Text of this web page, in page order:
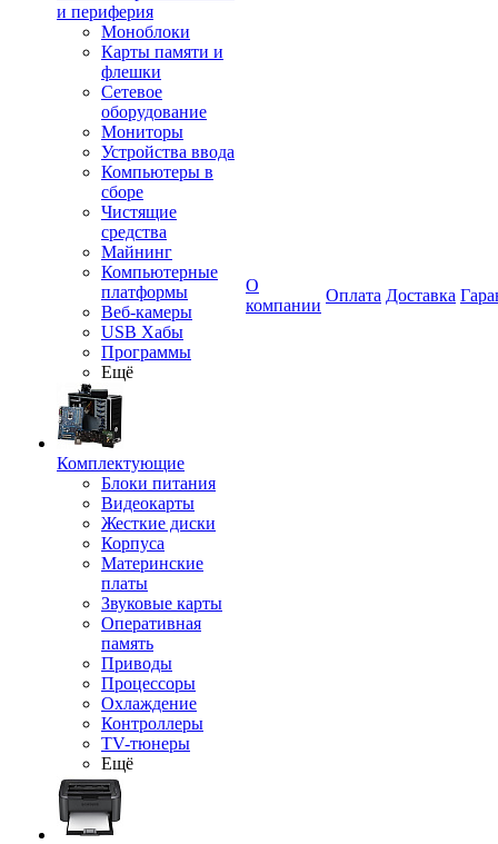
и периферия
Моноблоки
Карты памяти и
флешки
Сетевое
оборудование
Мониторы
Устройства ввода
Компьютеры в
сборе
Чистящие
средства
Майнинг
Компьютерные
платформы
Веб-камеры
USB Хабы
Программы
Ещё
Комплектующие
Блоки питания
Видеокарты
Жесткие диски
Корпуса
Материнские
платы
Звуковые карты
Оперативная
память
Приводы
Процессоры
Охлаждение
Контроллеры
TV-тюнеры
Ещё
О
компании
Оплата Доставка